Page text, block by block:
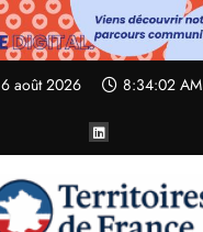
6 août 2026 8:34:03 AM